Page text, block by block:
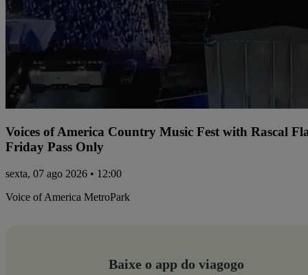
Voices of America Country Music Fest with Rascal
Friday Pass Only
sexta, 07 ago 2026 • 12:00
Voice of America MetroPark
Baixe o app do viagogo